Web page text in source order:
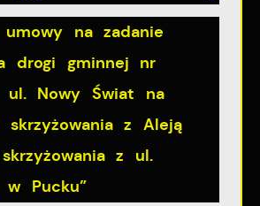
umowy na zadanie
drogi gminnej nr
ul. Nowy Świat na
z Aleją
z ul.
w Pucku”